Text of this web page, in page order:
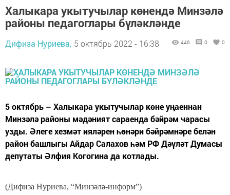
Халыкара укытучылар көнендә Минзәлә
районы педагоглары бүләкләнде
Дифиза Нуриева, 5 октябрь 2022 - 16:38 446 0 0
5 октябрь – Халыкара укытучылар көне уңаеннан
Минзәлә районы мәдәният сараенда бәйрәм чарасы
узды. Әлеге хезмәт ияләрен һөнәри бәйрәмнәре белән
район башлыгы Айдар Салахов һәм РФ Дәүләт Думасы
депутаты Әлфия Когогина да котлады.
(Дифиза Нуриева, “Минзәлә-информ”)